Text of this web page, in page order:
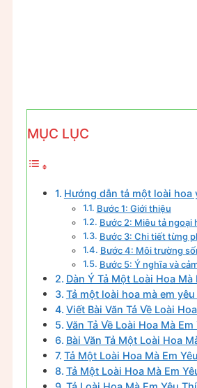
MỤC LỤC
Hướng dẫn tả một loài hoa
Bước 1: Giới thiệu
Bước 2: Miêu tả ngoại
Bước 3: Chi tiết từng
Bước 4: Môi trường
Bước 5: Ý nghĩa và
Dàn Ý Tả Một Loài Hoa
Tả một loài hoa mà em
Viết Bài Văn Tả Về Loài
Văn Tả Về Loài Hoa Mà
Bài Văn Tả Một Loài Hoa
Tả Một Loài Hoa Mà Em
Tả Một Loài Hoa Mà Em